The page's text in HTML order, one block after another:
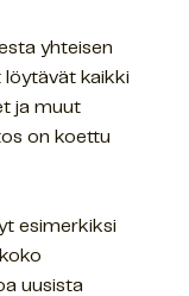
yhteisen
löytävät kaikki
ja muut
on koettu
esimerkiksi
uusista